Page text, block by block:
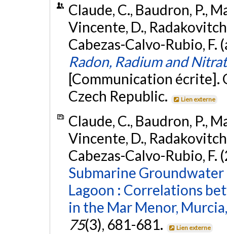
Claude, C., Baudron, P.,
Vincente, D.,
Cabezas-Calvo-Rubio, F.
Radon, Radium and
[Communication écrite].
Czech Republic.
Lien externe
Claude, C., Baudron, P.,
Vincente, D.,
Cabezas-Calvo-Rubio, F.
Submarine
Lagoon : Correlations
in the Mar Menor,
75(3), 681-681. Lien externe